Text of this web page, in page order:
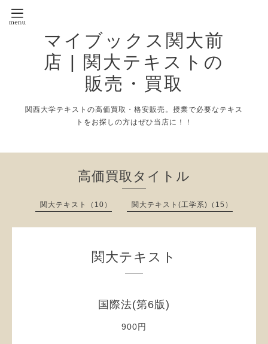
マイブックス関大前
店 | 関大テキストの
販売・買取
関西大学テキストの高価買取・格安販売。授業で必要なテキス
トをお探しの方はぜひ当店に！！
高価買取タイトル
関大テキスト（10） 関大テキスト(工学系)（15）
関大テキスト
国際法(第6版)
900円